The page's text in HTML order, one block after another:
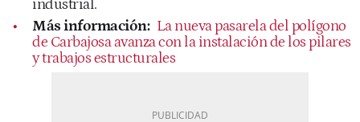
industrial.
Más información: La nueva pasarela del polígono
de Carbajosa avanza con la instalación de los pilares
y trabajos estructurales